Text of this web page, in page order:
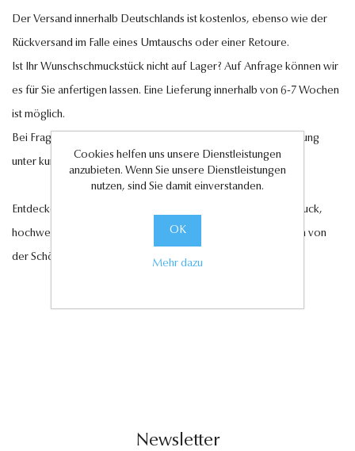
Der Versand innerhalb Deutschlands ist kostenlos, ebenso wie der
Rückversand im Falle eines Umtauschs oder einer Retoure.
Ist Ihr Wunschschmuckstück nicht auf Lager? Auf Anfrage können wir
es für Sie anfertigen lassen. Eine Lieferung innerhalb von 6-7 Wochen
ist möglich.
Bei Fragen steht Ihnen unser Kundenservice gerne zur Verfügung
unter kundenservice@antwerp-diamonds.de.
Entdecken Sie jetzt unsere exquisite Auswahl an Diamantschmuck,
hochwertigen Edelsteinen und edlen Perlen und lassen Sie sich von
der Schönheit und Eleganz unserer Kollektionen verzaubern.
Newsletter
Cookies helfen uns unsere Dienstleistungen
anzubieten. Wenn Sie unsere Dienstleistungen
nutzen, sind Sie damit einverstanden.
OK
Mehr dazu